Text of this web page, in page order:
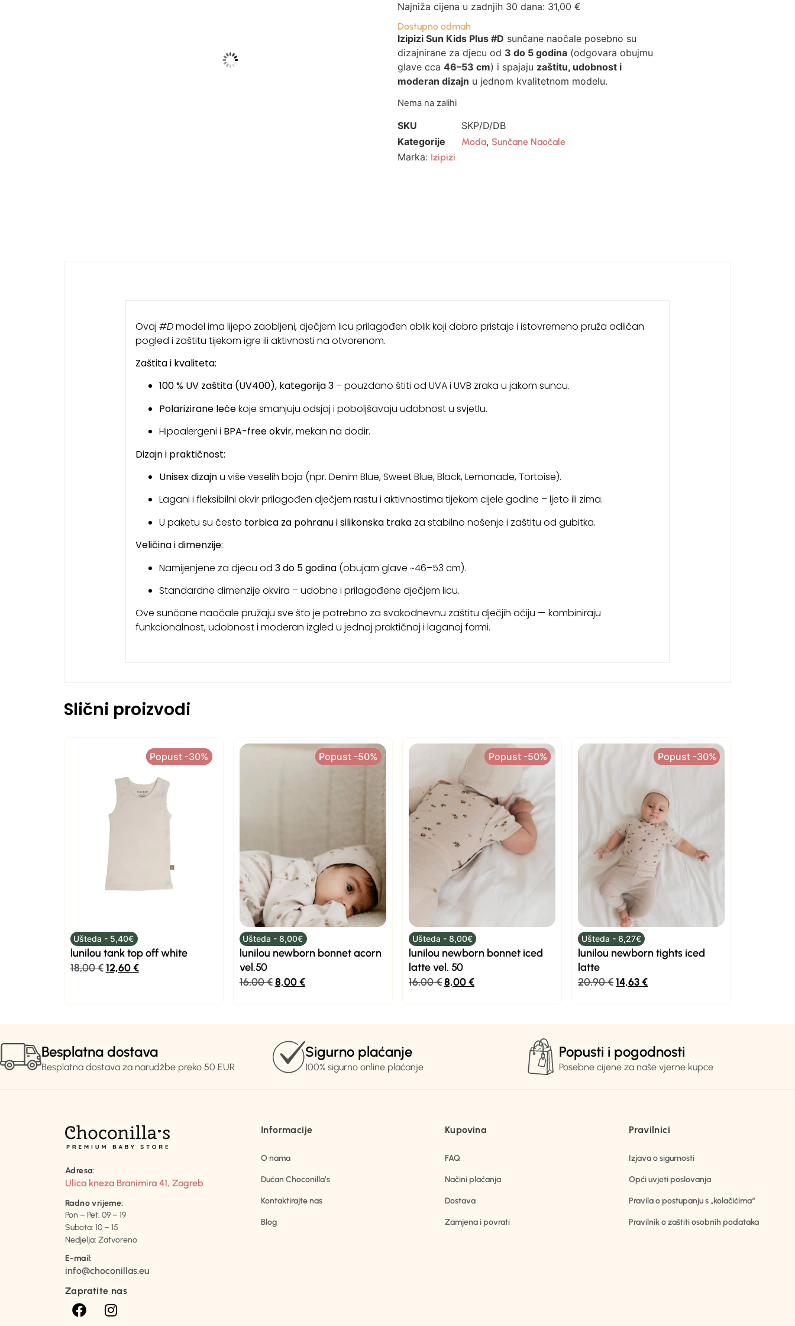
Najniža cijena u zadnjih 30 dana: 31,00 €
Dostupno odmah
Izipizi Sun Kids Plus #D sunčane naočale posebno su
dizajnirane za djecu od 3 do 5 godina (odgovara obujmu
glave cca 46–53 cm) i spajaju zaštitu, udobnost i
moderan dizajn u jednom kvalitetnom modelu.
Nema na zalihi
SKU
SKP/D/DB
Kategorije
Moda, Sunčane Naočale
Marka: Izipizi
Ovaj#Dmodel ima lijepo zaobljeni, dječjem licu prilagođen oblik koji dobro pristaje i istovremeno pruža odličan
pogled i zaštitu tijekom igre ili aktivnosti na otvorenom.
Zaštita i kvaliteta:
100 % UV zaštita (UV400), kategorija 3 – pouzdano štiti od UVA i UVB zraka u jakom suncu.
Polarizirane lećekoje smanjuju odsjaj i poboljšavaju udobnost u svjetlu.
Hipoalergeni i BPA-free okvir, mekan na dodir.
Dizajn i praktičnost:
Unisex dizajnu više veselih boja (npr. Denim Blue, Sweet Blue, Black, Lemonade, Tortoise).
Lagani i fleksibilni okvir prilagođen dječjem rastu i aktivnostima tijekom cijele godine – ljeto ili zima.
U paketu su često torbica za pohranu i silikonska traka za stabilno nošenje i zaštitu od gubitka.
Veličina i dimenzije:
Namijenjene za djecu od3 do 5 godina (obujam glave ~46–53 cm).
Standardne dimenzije okvira – udobne i prilagođene dječjem licu.
Ove sunčane naočale pružaju sve što je potrebno za svakodnevnu zaštitu dječjih očiju — kombiniraju
funkcionalnost, udobnost i moderan izgled u jednoj praktičnoj i laganoj formi.
Slični proizvodi
Popust -30%
Popust -30%
Ušteda - 5,40€
lunilou tank top off white
18,00€ 12,60€
Popust -50%
Popust -50%
Ušteda - 8,00€
lunilou newborn bonnet acorn
vel.50
16,00€8,00€
Popust -50%
Popust -50%
Ušteda - 8,00€
lunilou newborn bonnet iced
latte vel. 50
16,00€8,00€
Popust -30%
Popust -30%
Ušteda - 6,27€
lunilou newborn tights iced
latte
20,90€14,63€
Besplatna dostava
Besplatna dostava za narudžbe preko 50 EUR
Sigurno plaćanje
100% sigurno online plaćanje
Popusti i pogodnosti
Posebne cijene za naše vjerne kupce
Adresa:
Ulica kneza Branimira 41, Zagreb
Radno vrijeme:
Pon – Pet: 09 – 19
Subota: 10 – 15
Nedjelja: Zatvoreno
E-mail:
info@choconillas.eu
Zapratite nas
Informacije
O nama
Dućan Choconilla’s
Kontaktirajte nas
Blog
Kupovina
FAQ
Načini plaćanja
Dostava
Zamjena i povrati
Pravilnici
Izjava o sigurnosti
Opći uvjeti poslovanja
Pravila o postupanju s „kolačićima“
Pravilnik o zaštiti osobnih podataka